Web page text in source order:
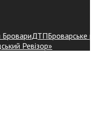
ДТПБроварське
Ревізор»